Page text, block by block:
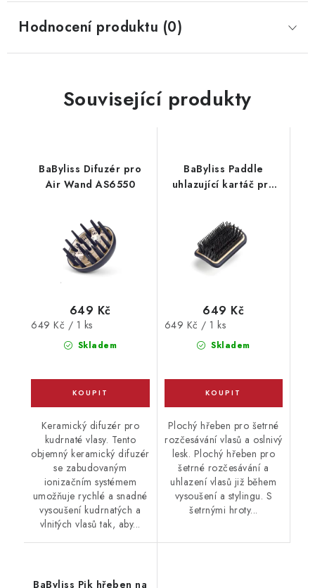
Hodnocení produktu (0)
Související produkty
BaByliss Difuzér pro
Air Wand AS6550
Skladem
649 Kč
Měrná
649 Kč / 1 ks
Keramický difuzér pro
kudrnaté vlasy. Tento
objemný keramický difuzér
se zabudovaným
ionizačním systémem
umožňuje rychlé a snadné
vysoušení kudrnatých a
vlnitých vlasů tak, aby...
BaByliss Paddle
uhlazující kartáč pro
Skladem
649 Kč
Měrná
649 Kč / 1 ks
Plochý hřeben pro šetrné
rozčesávání vlasů a oslnivý
lesk. Plochý hřeben pro
šetrné rozčesávání a
uhlazení vlasů již během
vysoušení a stylingu. S
šetrnými hroty...
BaByliss Pik hřeben na